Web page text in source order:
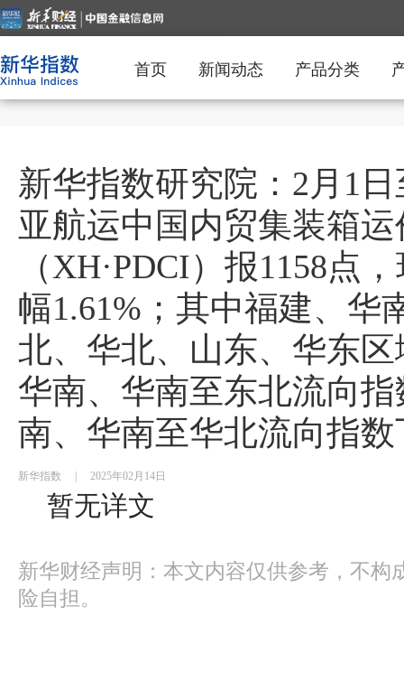
首页 新闻动态 产品分类
新华指数研究院：2月1
亚航运中国内贸集装箱
（XH·PDCI）报1158点
幅1.61%；其中福建、华
北、华北、山东、华东
华南、华南至东北流向
南、华南至华北流向指
新华指数 2025年02月14日
暂无详文
新华财经声明：本文内容仅供参考，不构
险自担。